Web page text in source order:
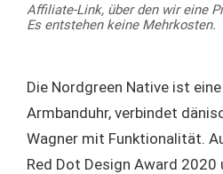
Affiliate-Link, über den wir eine
Es entstehen keine Mehrkosten.
Die Nordgreen Native ist
Armbanduhr, verbindet
Wagner mit Funktionalität.
Red Dot Design Award 2020